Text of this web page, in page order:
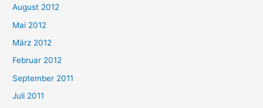
August 2012
Mai 2012
März 2012
Februar 2012
September 2011
Juli 2011